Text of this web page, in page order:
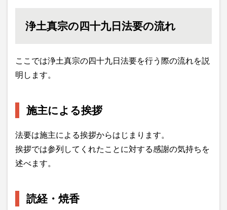
浄土真宗の四十九日法要の流れ
ここでは浄土真宗の四十九日法要を行う際の流れを説
明します。
施主による挨拶
法要は施主による挨拶からはじまります。
挨拶では参列してくれたことに対する感謝の気持ちを
述べます。
読経・焼香